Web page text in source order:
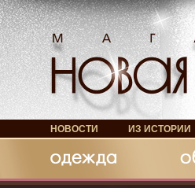
НОВОСТИ ИЗ ИСТОРИИ